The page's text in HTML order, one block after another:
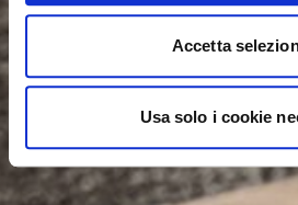
Accetta
Usa solo i cookie